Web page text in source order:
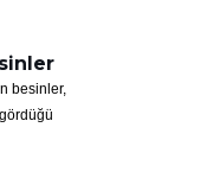
besinler,